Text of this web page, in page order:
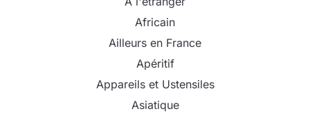
Africain
Ailleurs en France
Apéritif
Appareils et Ustensiles
Asiatique